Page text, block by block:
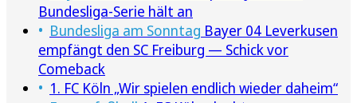
Bundesliga-Serie hält an
Bundesliga am Sonntag Bayer 04 Leverkusen
empfängt den SC Freiburg — Schick vor
Comeback
1. FC Köln „Wir spielen endlich wieder daheim“